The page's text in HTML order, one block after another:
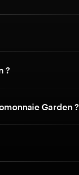
?
Garden ?